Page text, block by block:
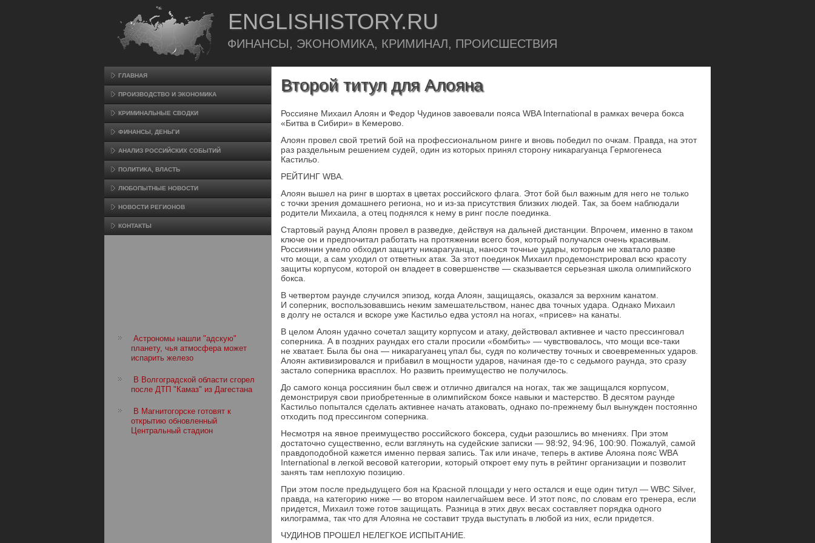
ENGLISHISTORY.RU
ФИНАНСЫ, ЭКОНОМИКА, КРИМИНАЛ, ПРОИСШЕСТВИЯ
ГЛАВНАЯ
ПРОИЗВΟДСТВО И ЭКОНОМИКА
КРИМИНАЛЬНЫЕ СВОДКИ
ФИНАНСЫ, ДЕНЬГИ
АНАЛИЗ РОССИЙСКИХ СОБЫТИЙ
ПОЛИТИКА, ВЛАСТЬ
ЛЮБОПЫТНЫЕ НОВОСТИ
НОВОСТИ РЕГИОНОВ
КОНТАКТЫ
Астрономы нашли "адскую"
планету, чья атмосфера может
испарить железо
В Волгоградской области сгорел
после ДТП "Камаз" из Дагестана
В Магнитогорске готовят к
открытию обновленный
Центральный стадион
Второй титул для Алояна
Россияне Михаил Алоян и Федор Чудинов завоевали пояса WBA International в рамках вечера бокса
«Битва в Сибири» в Кемерово.
Алоян провел свой третий бой на профессиональном ринге и вновь победил по очкам. Правда, на этот
раз раздельным решением судей, один из которых принял сторону никарагуанца Гермогенеса
Кастильо.
РЕЙТИНГ WBA.
Алоян вышел на ринг в шортах в цветах российского флага. Этот бой был важным для него не только
с точки зрения домашнего региона, но и из-за присутствия близких людей. Так, за боем наблюдали
родители Михаила, а отец поднялся к нему в ринг после поединка.
Стартовый раунд Алоян провел в разведке, действуя на дальней дистанции. Впрочем, именно в таком
ключе он и предпочитал работать на протяжении всего боя, который получался очень красивым.
Россиянин умело обходил защиту никарагуанца, нанося точные удары, которым не хватало разве
что мощи, а сам уходил от ответных атак. За этот поединок Михаил продемонстрировал всю красоту
защиты корпусом, которой он владеет в совершенстве — сказывается серьезная школа олимпийского
бокса.
В четвертом раунде случился эпизод, когда Алоян, защищаясь, оказался за верхним канатом.
И соперник, воспользовавшись неким замешательством, нанес два точных удара. Однако Михаил
в долгу не остался и вскоре уже Кастильо едва устоял на ногах, «присев» на канаты.
В целом Алоян удачно сочетал защиту корпусом и атаку, действовал активнее и часто прессинговал
соперника. А в поздних раундах его стали просили «бомбить» — чувствовалось, что мощи все-таки
не хватает. Была бы она — никарагуанец упал бы, судя по количеству точных и своевременных ударов.
Алоян активизировался и прибавил в мощности ударов, начиная где-то с седьмого раунда, это сразу
застало соперника врасплох. Но развить преимущество не получилось.
До самого конца россиянин был свеж и отлично двигался на ногах, так же защищался корпусом,
демонстрируя свои приобретенные в олимпийском боксе навыки и мастерство. В десятом раунде
Кастильо попытался сделать активнее начать атаковать, однако по-прежнему был вынужден постоянно
отходить под прессингом соперника.
Несмотря на явное преимущество российского боксера, судьи разошлись во мнениях. При этом
достаточно существенно, если взглянуть на судейские записки — 98:92, 94:96, 100:90. Пожалуй, самой
правдоподобной кажется именно первая запись. Так или иначе, теперь в активе Алояна пояс WBA
International в легкой весовой категории, который откроет ему путь в рейтинг организации и позволит
занять там неплохую позицию.
При этом после предыдущего боя на Красной площади у него остался и еще один титул — WBC Silver,
правда, на категорию ниже — во втором наилегчайшем весе. И этот пояс, по словам его тренера, если
придется, Михаил тоже готов защищать. Разница в этих двух весах составляет порядка одного
килограмма, так что для Алояна не составит труда выступать в любой из них, если придется.
ЧУДИНОВ ПРОШЕЛ НЕЛЕГКОЕ ИСПЫТАНИЕ.